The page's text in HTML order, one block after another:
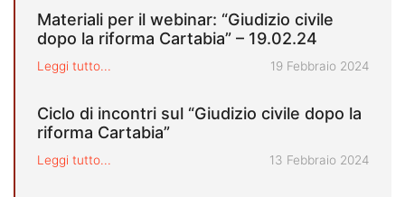
Materiali per il webinar: “Giudizio civile
dopo la riforma Cartabia” – 19.02.24
Leggi tutto... Pubblicato il
19 Febbraio 2024
Ciclo di incontri sul “Giudizio civile dopo la
riforma Cartabia”
Leggi tutto... Pubblicato il
13 Febbraio 2024